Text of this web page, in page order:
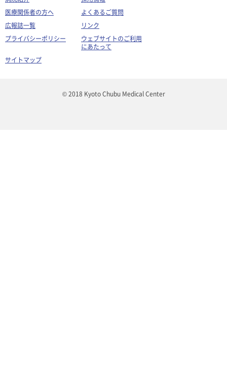
医療関係者の方へ
よくあるご質問
広報誌一覧
リンク
プライバシーポリシー
ウェブサイトのご利用
にあたって
サイトマップ
© 2018 Kyoto Chubu Medical Center